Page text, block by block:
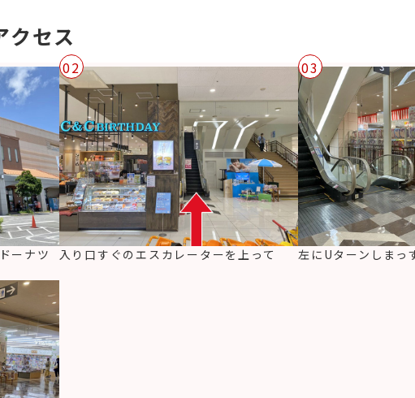
クセス
ーナツ
02
入り口すぐのエスカレーターを上って
03
左にUターンしまっ